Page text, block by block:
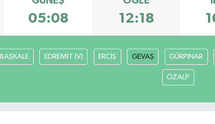
05:08 12:18
BAŞKALE EDREMİT (V) ERCİŞ GEVAŞ GÜRPINAR
ÖZALP